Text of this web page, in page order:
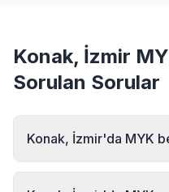
Konak, İzmir
Sorulan Sorular
Konak, İzmir'da MYK
Konak, İzmir bölgesinde
Sınav Merkezi'ne